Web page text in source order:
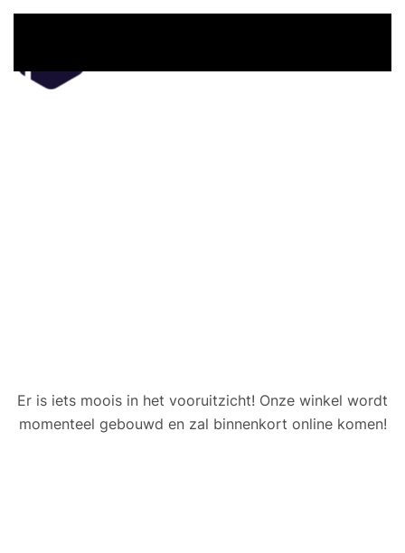
Er is iets moois in het vooruitzicht! Onze winkel wordt
momenteel gebouwd en zal binnenkort online komen!